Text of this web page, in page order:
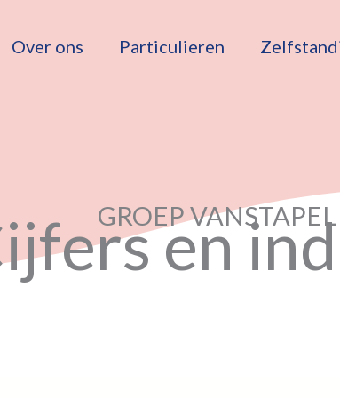
Over ons Particulieren
GROEP VANSTAPEL
en